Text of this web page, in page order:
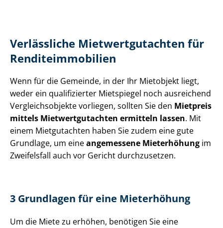
Verlässliche Miet­wert­gut­ach­ten für
Ren­di­teim­mo­bi­li­en
Wenn für die Gemeinde, in der Ihr Mietobjekt liegt,
weder ein qualifizierter Mietspiegel noch ausreichend
Ver­gleichs­ob­jek­te vorliegen, sollten Sie den Mietpreis
mittels Miet­wert­gut­ach­ten ermitteln lassen. Mit
einem Mietgutachten haben Sie zudem eine gute
Grundlage, um eineangemessene Mieterhöhung im
Zweifelsfall auch vor Gericht durchzusetzen.
3 Grundlagen für eine Mieterhöhung
Um die Miete zu erhöhen, benötigen Sie eine